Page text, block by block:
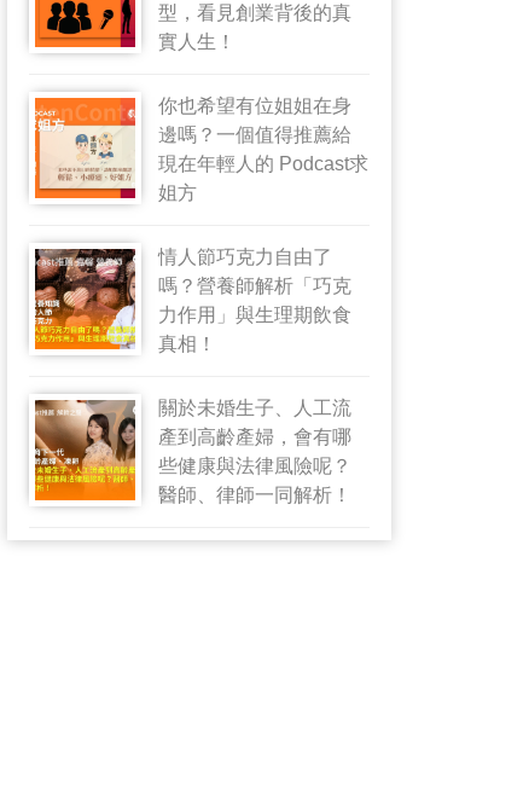
型，看見創業背後的真
實人生！
你也希望有位姐姐在身
邊嗎？一個值得推薦給
現在年輕人的 Podcast求
姐方
情人節巧克力自由了
嗎？營養師解析「巧克
力作用」與生理期飲食
真相！
關於未婚生子、人工流
產到高齡產婦，會有哪
些健康與法律風險呢？
醫師、律師一同解析！